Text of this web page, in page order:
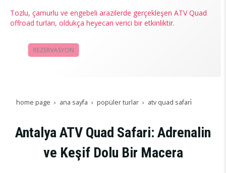
Tozlu, çamurlu ve engebeli arazilerde gerçekleşen ATV Quad
offroad turları, oldukça heyecan verici bir etkinliktir.
REZERVASYON
home page ana sayfa popüler turlar atv quad safari̇
Antalya ATV Quad Safari: Adrenalin
ve Keşif Dolu Bir Macera